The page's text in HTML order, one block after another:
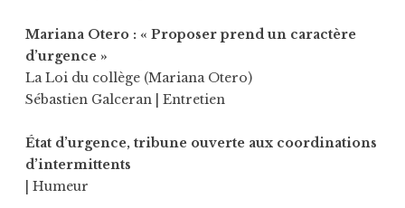
Mariana Otero : « Proposer prend un caractère
d’urgence »
La Loi du collège (Mariana Otero)
Sébastien Galceran | Entretien
État d’urgence, tribune ouverte aux coordinations
d’intermittents
| Humeur